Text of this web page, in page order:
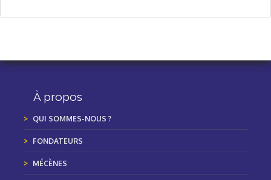
À propos
QUI SOMMES-NOUS ?
FONDATEURS
MÉCÈNES